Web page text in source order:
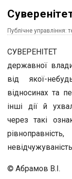
Публічне управління:
державної
від якої-
відносинах та
інші дії й
через такі
© Абрамов В.І.